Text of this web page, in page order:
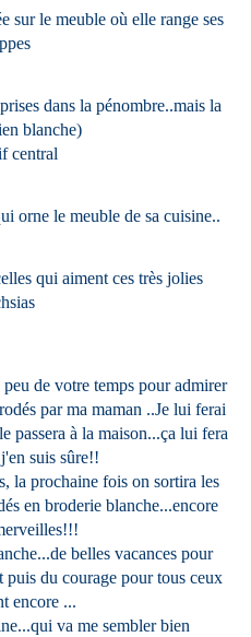
sur le meuble où elle range ses
dans la pénombre..mais la
blanche)
central
orne le meuble de sa cuisine..
qui aiment ces très jolies
de votre temps pour admirer
par ma maman ..Je lui ferai
passera à la maison...ça lui fera
suis sûre!!
la prochaine fois on sortira les
en broderie blanche...encore
belles vacances pour
puis du courage pour tous ceux
encore ...
va me sembler bien